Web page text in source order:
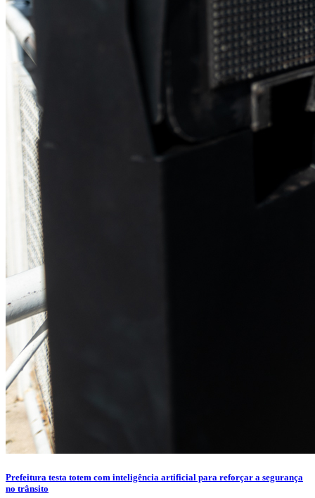
Prefeitura testa totem com inteligência artificial para reforçar a segurança
no trânsito